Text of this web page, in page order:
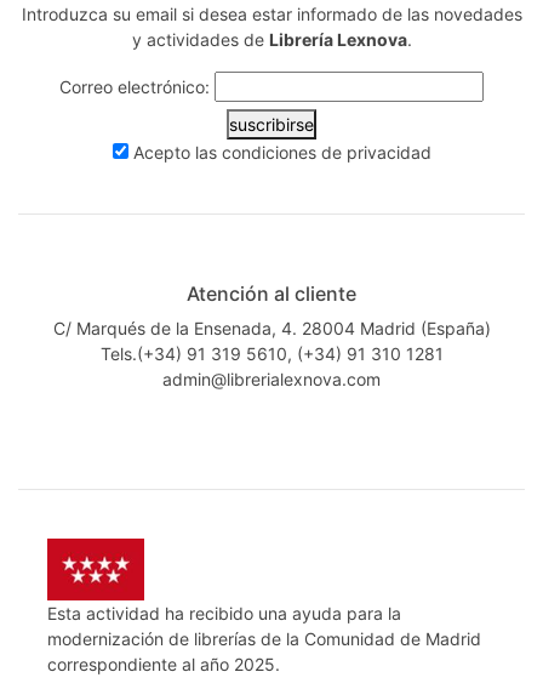
Introduzca su email si desea estar informado de las novedades
y actividades de Librería Lexnova.
Correo electrónico:
suscribirse
Acepto las condiciones de privacidad
Atención al cliente
C/ Marqués de la Ensenada, 4. 28004 Madrid (España)
Tels.(+34) 91 319 5610, (+34) 91 310 1281
admin@librerialexnova.com
Esta actividad ha recibido una ayuda para la
modernización de librerías de la Comunidad de Madrid
correspondiente al año 2025.